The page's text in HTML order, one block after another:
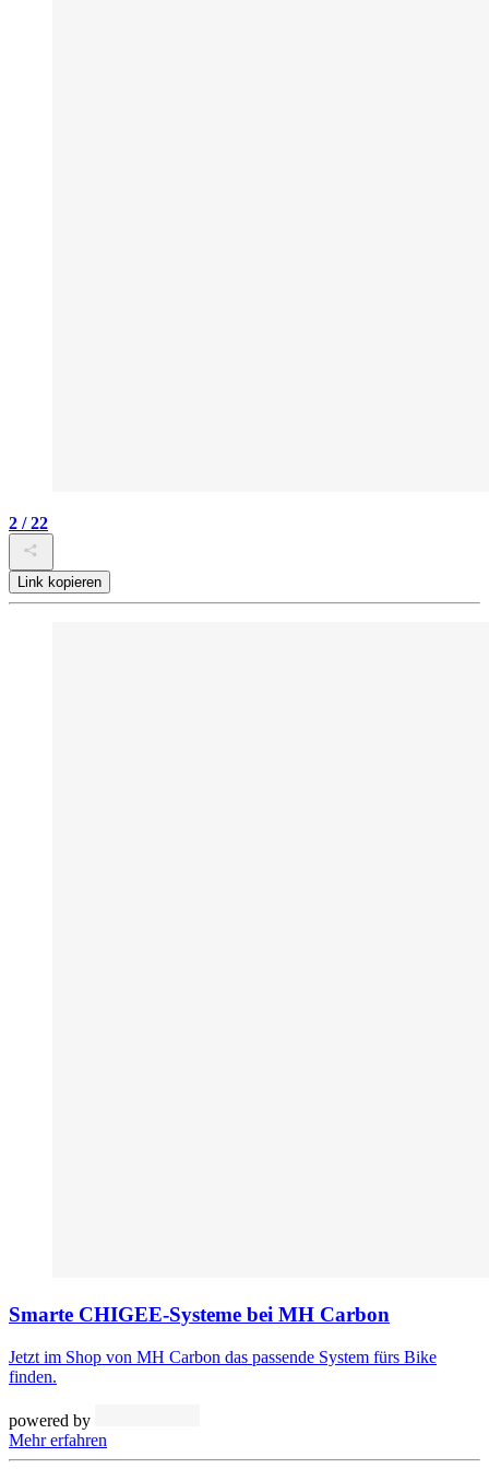
2 / 22
Link kopieren
Smarte CHIGEE-Systeme bei MH Carbon
Jetzt im Shop von MH Carbon das passende System fürs Bike
finden.
powered by
Mehr erfahren